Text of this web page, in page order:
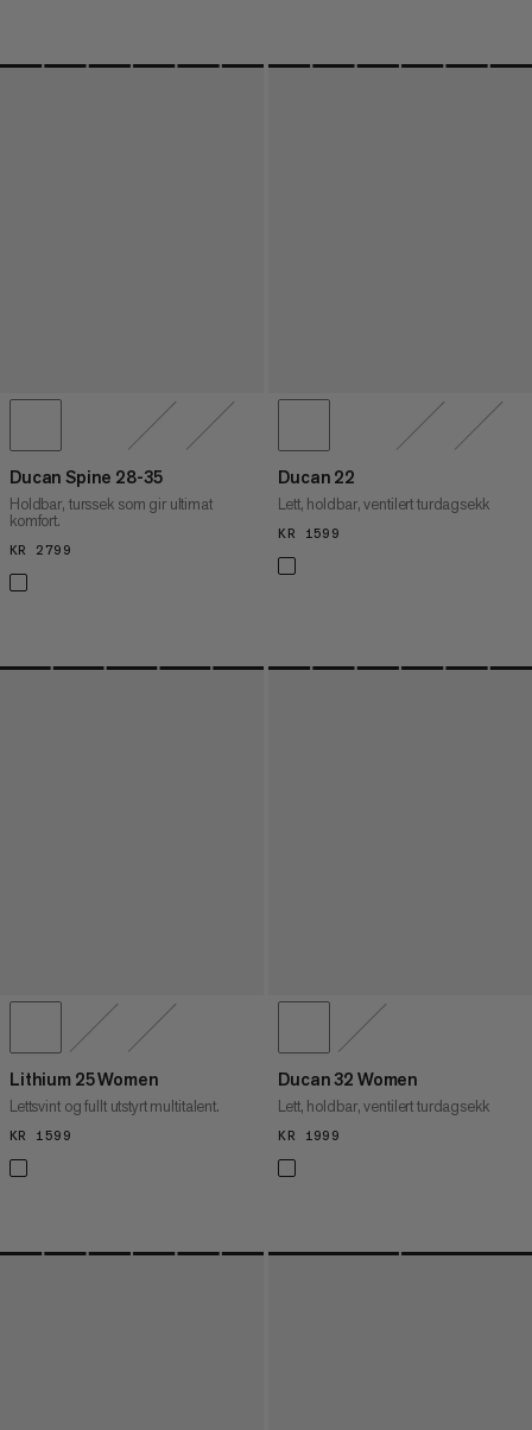
Ducan Spine 28-35
Holdbar, turssek som gir ultimat
komfort.
KR 2799
Ducan 22
Lett, holdbar, ventilert turdagsekk
KR 1599
Lithium 25 Women
Lettsvint og fullt utstyrt multitalent.
KR 1599
Ducan 32 Women
Lett, holdbar, ventilert turdagsekk
KR 1999